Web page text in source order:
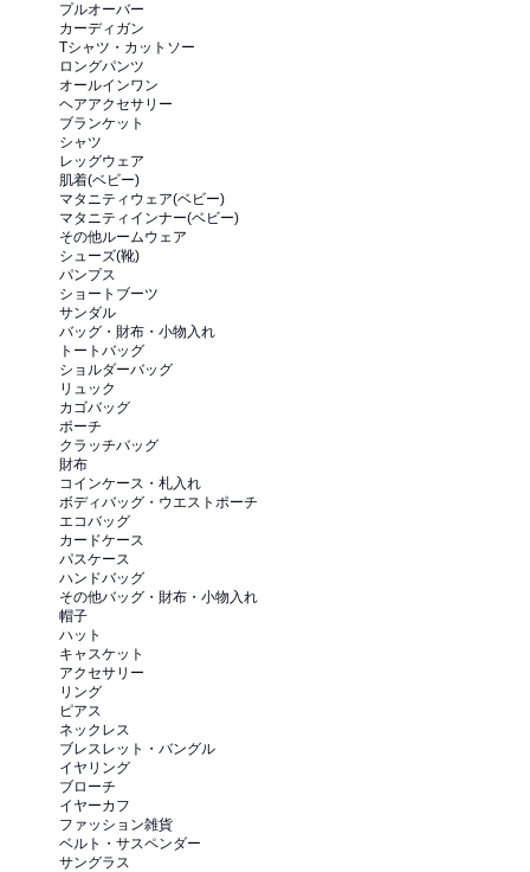
プルオーバー
カーディガン
Tシャツ・カットソー
ロングパンツ
オールインワン
ヘアアクセサリー
ブランケット
シャツ
レッグウェア
肌着(ベビー)
マタニティウェア(ベビー)
マタニティインナー(ベビー)
その他ルームウェア
シューズ(靴)
パンプス
ショートブーツ
サンダル
バッグ・財布・小物入れ
トートバッグ
ショルダーバッグ
リュック
カゴバッグ
ポーチ
クラッチバッグ
財布
コインケース・札入れ
ボディバッグ・ウエストポーチ
エコバッグ
カードケース
パスケース
ハンドバッグ
その他バッグ・財布・小物入れ
帽子
ハット
キャスケット
アクセサリー
リング
ピアス
ネックレス
ブレスレット・バングル
イヤリング
ブローチ
イヤーカフ
ファッション雑貨
ベルト・サスペンダー
サングラス